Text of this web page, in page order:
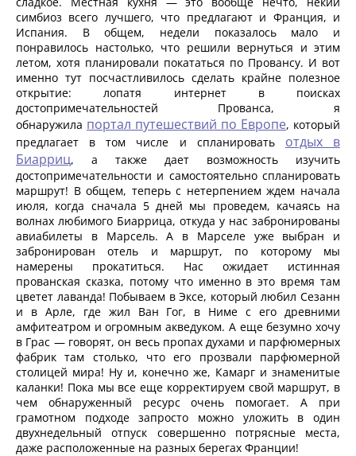
симбиоз всего лучшего, что предлагают и Франция, и
Испания. В общем, недели показалось мало и
понравилось настолько, что решили вернуться и этим
летом, хотя планировали покататься по Провансу. И вот
именно тут посчастливилось сделать крайне полезное
открытие: лопатя интернет в поисках
достопримечательностей Прованса, я
обнаружила портал путешествий по Европе, который
предлагает в том числе и спланировать отдых в
Биарриц, а также дает возможность изучить
достопримечательности и самостоятельно спланировать
маршрут! В общем, теперь с нетерпением ждем начала
июля, когда сначала 5 дней мы проведем, качаясь на
волнах любимого Биаррица, откуда у нас забронированы
авиабилеты в Марсель. А в Марселе уже выбран и
забронирован отель и маршрут, по которому мы
намерены прокатиться. Нас ожидает истинная
прованская сказка, потому что именно в это время там
цветет лаванда! Побываем в Эксе, который любил Сезанн
и в Арле, где жил Ван Гог, в Ниме с его древними
амфитеатром и огромным акведуком. А еще безумно хочу
в Грас — говорят, он весь пропах духами и парфюмерных
фабрик там столько, что его прозвали парфюмерной
столицей мира! Ну и, конечно же, Камарг и знаменитые
каланки! Пока мы все еще корректируем свой маршрут, в
чем обнаруженный ресурс очень помогает. А при
грамотном подходе запросто можно уложить в один
двухнедельный отпуск совершенно потрясные места,
даже расположенные на разных берегах Франции!